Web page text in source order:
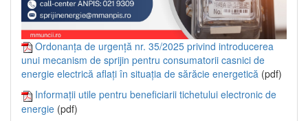
Ordonanța de urgență nr. 35/2025 privind introducerea
unui mecanism de sprijin pentru consumatorii casnici de
energie electrică aflați în situația de sărăcie energetică (pdf)
Informații utile pentru beneficiarii tichetului electronic de
energie (pdf)